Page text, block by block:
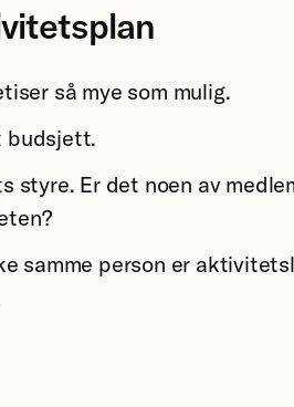
så mye som mulig.
budsjett.
Er det noen av
samme person er